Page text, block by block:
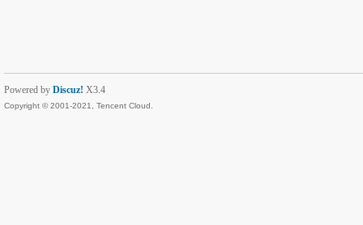
Powered by Discuz! X3.4
Copyright © 2001-2021, Tencent Cloud.